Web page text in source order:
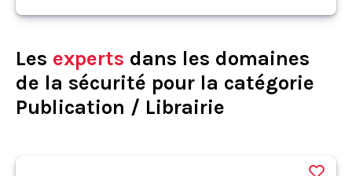
Les experts dans les domaines
de la sécurité pour la catégorie
Publication / Librairie